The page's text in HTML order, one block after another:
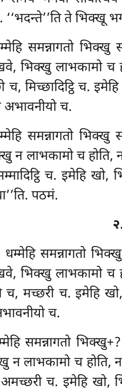
‘‘भदन्ते’’ति ते भिक्खू
समन्नागतो
भिक्खु लाभकामो च
च, मिच्छादिट्ठि च.
च.
समन्नागतो भिक्खु
लाभकामो च होति, न
च. इमेहि खो,
पठमं.
धम्मेहि समन्नागतो
भिक्खु लाभकामो च
च, मच्छरी च. इमेहि
च.
समन्नागतो
लाभकामो च होति, न
च. इमेहि खो,